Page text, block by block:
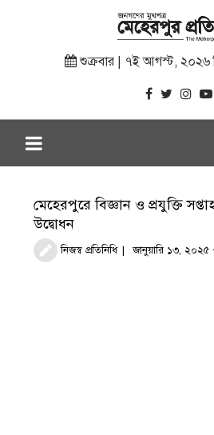
শুক্রবার | ৭ই আগস্ট, ২০২৬
মেহেরপুরে বিজ্ঞান ও প্রযুক্তি
উদ্বোধন
নিজস্ব প্রতিনিধি জানুয়ারি ১৩, ২০২৫